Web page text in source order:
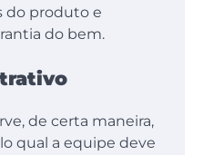
do produto e
do bem.
de certa maneira,
qual a equipe deve